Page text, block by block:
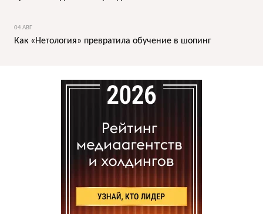
04 АВГ
Как «Нетология» превратила обучение в шопинг